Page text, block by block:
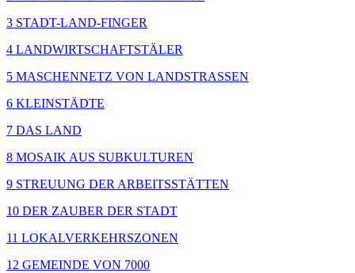
3 STADT-LAND-FINGER
4 LANDWIRTSCHAFTSTÄLER
5 MASCHENNETZ VON LANDSTRASSEN
6 KLEINSTÄDTE
7 DAS LAND
8 MOSAIK AUS SUBKULTUREN
9 STREUUNG DER ARBEITSSTÄTTEN
10 DER ZAUBER DER STADT
11 LOKALVERKEHRSZONEN
12 GEMEINDE VON 7000